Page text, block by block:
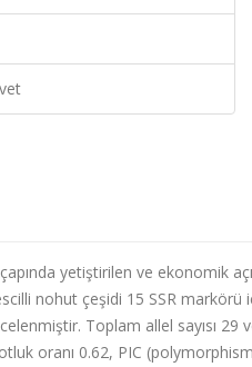
yetiştirilen ve ekonomik
nohut çeşidi 15 SSR
Toplam allel sayısı
oranı 0.62, PIC